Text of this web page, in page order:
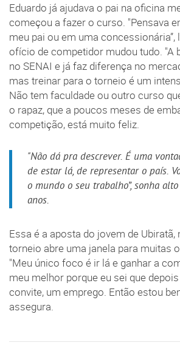
Eduardo já ajudava o pai na oficina
começou a fazer o curso. "Pensava
meu pai ou em uma concessionária”,
ofício de competidor mudou tudo. "A
no SENAI e já faz diferença no
mas treinar para o torneio é um
Não tem faculdade ou outro curso
o rapaz, que a poucos meses de
competição, está muito feliz.
"Não dá pra descrever. É uma
de estar lá, de representar o país.
o mundo o seu trabalho”, sonha
anos.
Essa é a aposta do jovem de Ubiratã,
torneio abre uma janela para muitas
"Meu único foco é ir lá e ganhar a
meu melhor porque eu sei que
convite, um emprego. Então estou
assegura.